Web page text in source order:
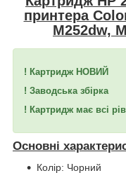
принтера
M252dw,
! Картридж НОВИЙ
! Заводська збірка
! Картридж має всі
Основні
Колір: Чорний